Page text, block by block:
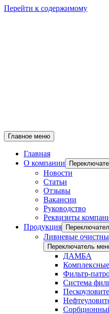
Перейти к содержимому
Главное меню
Главная
О компании
Новости
Статьи
Отзывы
Вакансии
Руководство
Реквизиты
Продукция
Ливневые
Переключатель
ДАМБА
Фильтр-
Система